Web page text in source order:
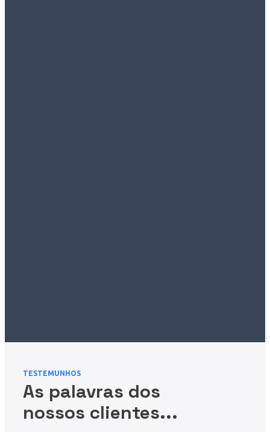
TESTEMUNHOS
As palavras dos
nossos clientes...